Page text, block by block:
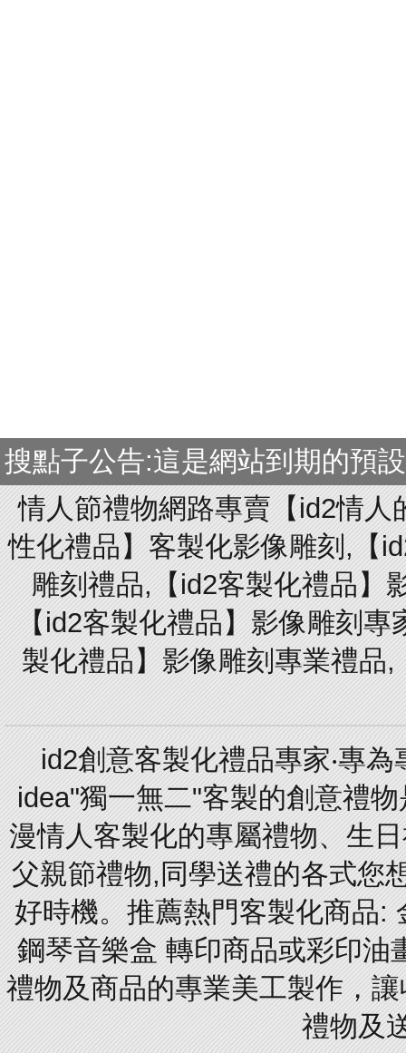
搜點子公告:這是網站到期的預
情人節禮物網路專賣【id2情
性化禮品】客製化影像雕刻,【
雕刻禮品,【id2客製化禮品】
【id2客製化禮品】影像雕刻
製化禮品】影像雕刻專業禮品
id2創意客製化禮品專家‧專
idea"獨一無二"客製的創意禮
漫情人客製化的專屬禮物、生
父親節禮物,同學送禮的各式您
好時機。推薦熱門客製化商品:
鋼琴音樂盒 轉印商品或彩印油
禮物及商品的專業美工製作，
禮物及